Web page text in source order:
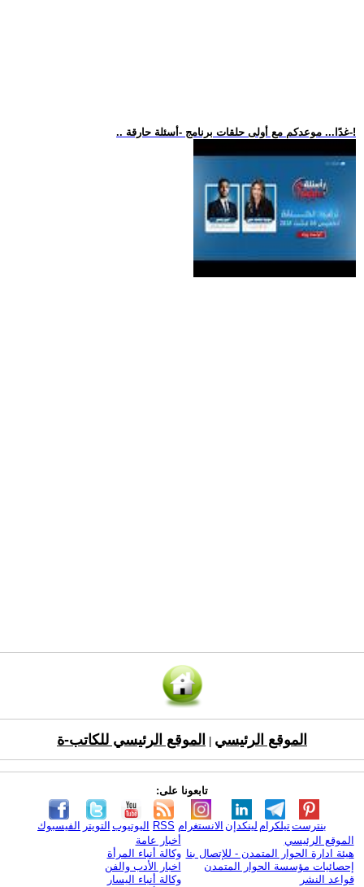
.. غدًا... موعدكم مع أولى حلقات برنامج -أسئلة حارقة-!
الموقع الرئيسي الموقع الرئيسي للكاتب-ة
تابعونا على:
الفيسبوك التويتر اليوتيوب RSS الانستغرام لينكدإن تيلكرامبنترست
الموقع الرئيسي
هيئة ادارة الحوار المتمدن - للإتصال بنا
إحصائيات مؤسسة الحوار المتمدن
قواعد النشر
أخبار عامة
وكالة أنباء المرأة
اخبار الأدب والفن
وكالة أنباء اليسار